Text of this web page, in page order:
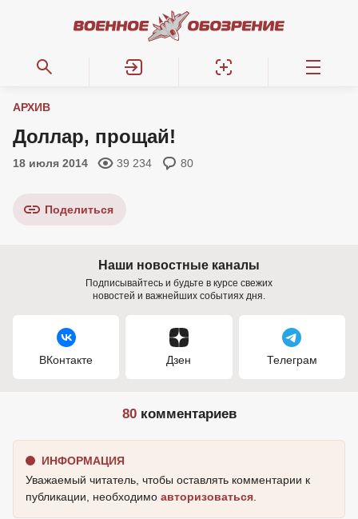
АРХИВ
Доллар, прощай!
18 июля 2014 39 234 80
Поделиться
Наши новостные каналы
Подписывайтесь и будьте в курсе свежих
новостей и важнейших событиях дня.
ВКонтакте Дзен Телеграм
80комментариев
ИНФОРМАЦИЯ
Уважаемый читатель, чтобы оставлять комментарии к
публикации, необходимо авторизоваться